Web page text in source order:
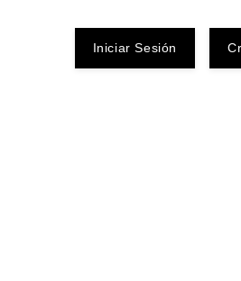
Iniciar Sesión